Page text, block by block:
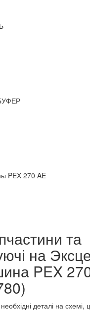
PEX 270 AE
та
на
PEX
деталі на схемі,